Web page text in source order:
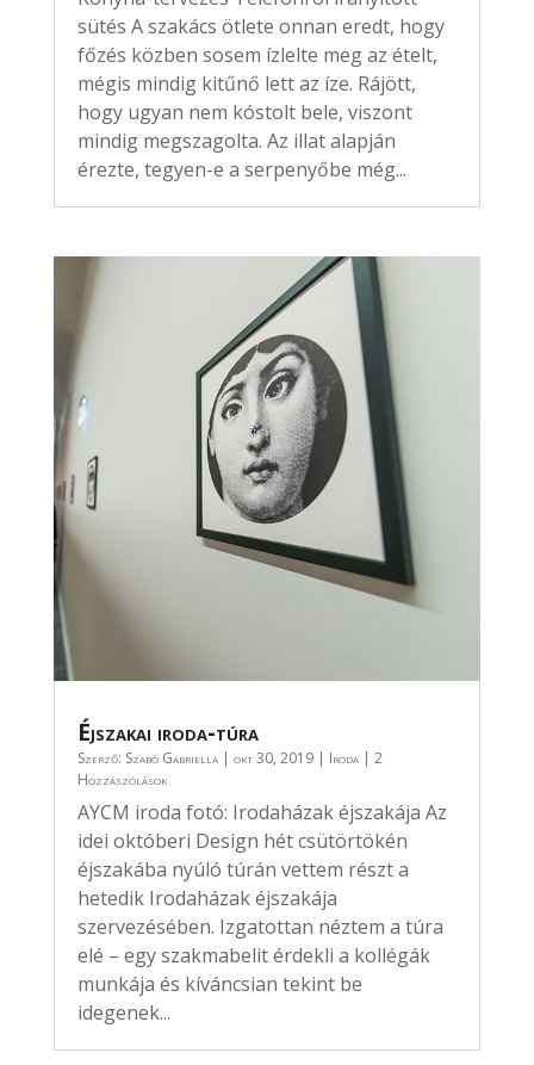
sütés A szakács ötlete onnan eredt, hogy
főzés közben sosem ízlelte meg az ételt,
mégis mindig kitűnő lett az íze. Rájött,
hogy ugyan nem kóstolt bele, viszont
mindig megszagolta. Az illat alapján
érezte, tegyen-e a serpenyőbe még...
Éjszakai iroda-túra
Szerző: Szabó Gabriella| okt 30, 2019| Iroda| 2
Hozzászólások
AYCM iroda fotó: Irodaházak éjszakája Az
idei októberi Design hét csütörtökén
éjszakába nyúló túrán vettem részt a
hetedik Irodaházak éjszakája
szervezésében. Izgatottan néztem a túra
elé – egy szakmabelit érdekli a kollégák
munkája és kíváncsian tekint be
idegenek...